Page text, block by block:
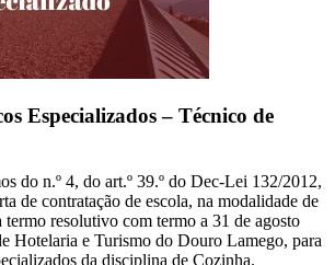
Especializados – Técnico de
do n.º 4, do art.º 39.º do Dec-Lei 132/2012,
de contratação de escola, na modalidade de
termo resolutivo com termo a 31 de agosto
Hotelaria e Turismo do Douro Lamego, para
da disciplina de Cozinha.